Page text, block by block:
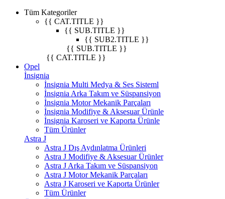
Tüm Kategoriler
{{ CAT.TITLE }}
{{ SUB.TITLE }}
{{ SUB2.TITLE }}
{{ SUB.TITLE }}
{{ CAT.TITLE }}
Opel
İnsignia
İnsignia Multi Medya & Ses Sisteml
İnsignia Arka Takım ve Süspansiyon
İnsignia Motor Mekanik Parçaları
İnsignia Modifiye & Aksesuar Ürünle
İnsignia Karoseri ve Kaporta Ürünle
Tüm Ürünler
Astra J
Astra J Dış Aydınlatma Ürünleri
Astra J Modifiye & Aksesuar Ürünler
Astra J Arka Takım ve Süspansiyon
Astra J Motor Mekanik Parçaları
Astra J Karoseri ve Kaporta Ürünler
Tüm Ürünler